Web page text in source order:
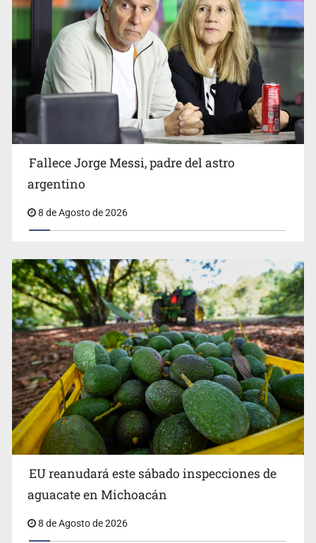
El Senado de EE.UU. confirma a Todd Blanche,
exabogado de Trump, como fiscal general
Fallece Jorge Messi, padre del astro
argentino
8 de Agosto de 2026
EU reanudará este sábado inspecciones de
aguacate en Michoacán
8 de Agosto de 2026